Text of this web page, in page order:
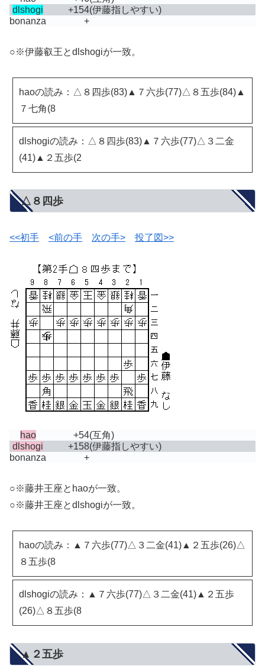
dlshogi
+154(伊藤指しやすい)
bonanza
+
○※伊藤叡王とdlshogiが一致。
haoの読み：△８四歩(83)▲７六歩(77)△８五歩(84)▲
７七角(8
dlshogiの読み：△８四歩(83)▲７六歩(77)△３二金
(41)▲２五歩(2
△８四歩
<<初手 <前の手 次の手> 投了図>>
hao +54(互角)
dlshogi
+158(伊藤指しやすい)
bonanza
+
○※藤井王座とhaoが一致。
○※藤井王座とdlshogiが一致。
haoの読み：▲７六歩(77)△３二金(41)▲２五歩(26)△
８五歩(8
dlshogiの読み：▲７六歩(77)△３二金(41)▲２五歩
(26)△８五歩(8
▲２五歩